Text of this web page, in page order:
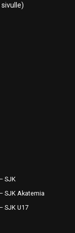
SJK
SJK Akatemia
SJK U17